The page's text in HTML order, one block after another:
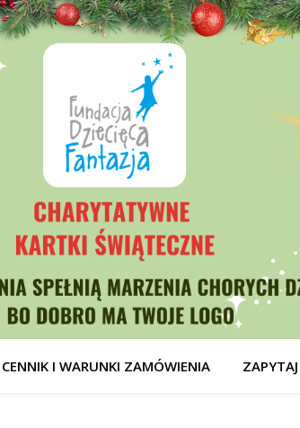
CENNIK I WARUNKI ZAMÓWIENIA